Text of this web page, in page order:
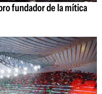
fundador de la mítica